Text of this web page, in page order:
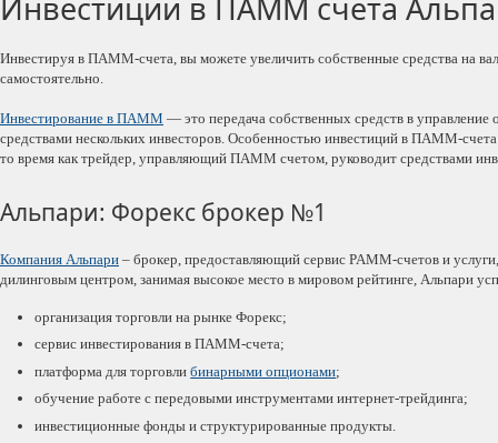
Инвестируя в ПАММ-счета, вы можете увеличить собственные средства на
самостоятельно.
Инвестирование в ПАММ — это передача собственных средств в
средствами нескольких инвесторов. Особенностью инвестиций в ПАММ-счета
то время как трейдер, управляющий ПАММ счетом, руководит средствами
Альпари: Форекс брокер №1
Компания Альпари – брокер, предоставляющий сервис PAMM-счетов и
дилинговым центром, занимая высокое место в мировом рейтинге, Альпари
организация торговли на рынке Форекс;
сервис инвестирования в ПАММ-счета;
платформа для торговлибинарными опционами;
обучение работе с передовыми инструментами интернет-трейдинга;
инвестиционные фонды и структурированные продукты.